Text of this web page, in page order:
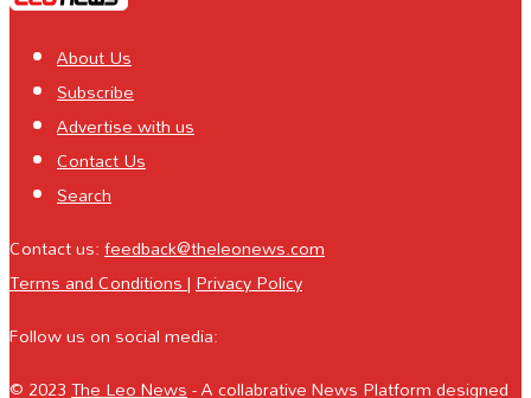
About Us
Subscribe
Advertise with us
Contact Us
Search
Contact us:feedback@theleonews.com
Terms and Conditions|Privacy Policy
Follow us on social media:
© 2023The Leo News- A collabrative News Platform designed